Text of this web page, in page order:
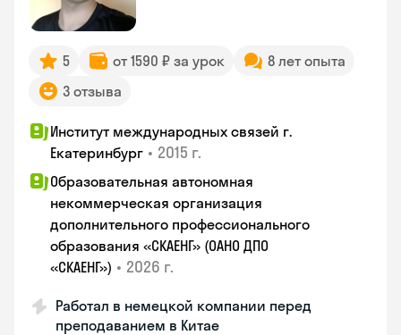
5 от 1590 ₽ за урок
8 лет опыта
3 отзыва
Институт международных связей г.
Екатеринбург • 2015 г.
Образовательная автономная
некоммерческая организация
дополнительного профессионального
образования «СКАЕНГ» (ОАНО ДПО
«СКАЕНГ») • 2026 г.
Работал в немецкой компании перед
преподаванием в Китае